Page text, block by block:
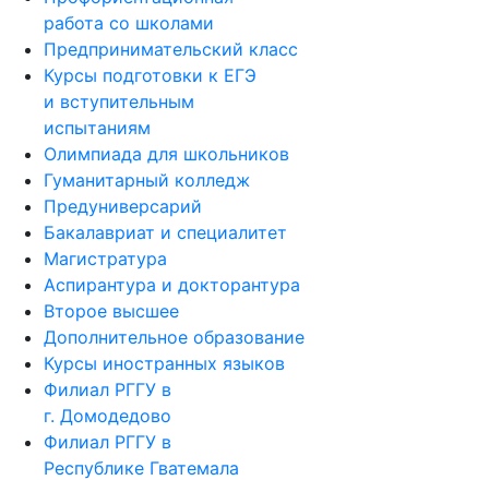
Предпринимательский класс
Курсы подготовки к ЕГЭ
и вступительным
испытаниям
Олимпиада для школьников
Гуманитарный колледж
Предуниверсарий
Бакалавриат и специалитет
Магистратура
Аспирантура и докторантура
Второе высшее
Дополнительное образование
Курсы иностранных языков
Филиал РГГУ в
г. Домодедово
Филиал РГГУ в
Республике Гватемала
Инклюзивное образование